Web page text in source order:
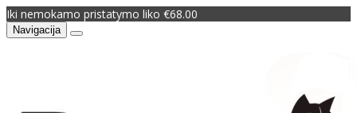
Iki nemokamo pristatymo liko €68.00
Navigacija